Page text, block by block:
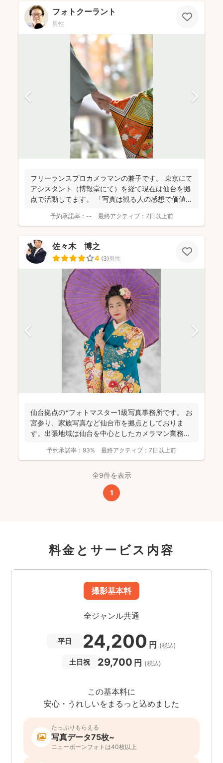
フォトクーラント
男性
フリーランスプロカメラマンの兼子です。 東京にて
アシスタント（博報堂にて）を経て現在は仙台を拠
点で活動してます。 「写真は観る人の感想で価値観
予約承諾率： -- 最終アクティブ： 7日以上前
佐々木 博之
4 (3)男性
仙台拠点の*フォトマスター1級写真事務所です。 お
宮参り、家族写真など仙台市を拠点としておりま
す。出張地域は仙台を中心としたカメラマン業務を
予約承諾率： 93% 最終アクティブ： 7日以上前
全9件を表示
1
料金とサービス内容
撮影基本料
全ジャンル共通
平日 24,200 円 (税込)
土日祝 29,700 円 (税込)
この基本料に
安心・うれしいをまるっと込めました
たっぷりもらえる
写真データ75枚~
ニューボーンフォトは40枚以上